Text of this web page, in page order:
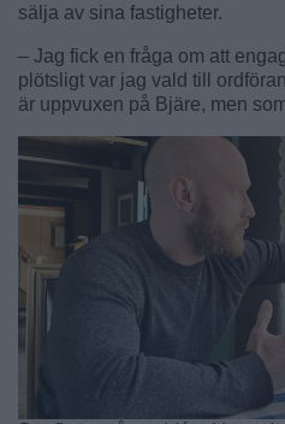
sälja av sina fastigheter.
– Jag fick en fråga om att
plötsligt var jag vald till
är uppvuxen på Bjäre, men